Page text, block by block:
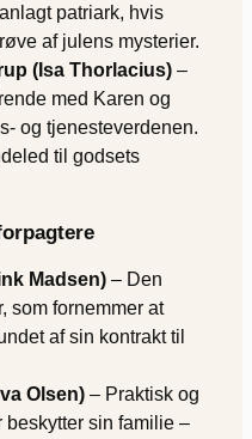
patriark, hvis
af julens mysterier.
(Isa Thorlacius) –
med Karen og
og tjenesteverdenen.
til godsets
Madsen) – Den
som fornemmer at
af sin kontrakt til
Olsen) – Praktisk og
beskytter sin familie –